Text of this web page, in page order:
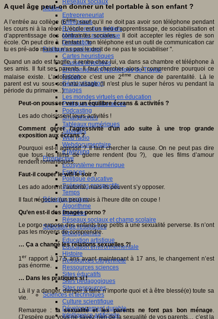
Réseaux sociaux
Métiers
Entrepreneuriat
Entreprises
Evolutions des métiers
Métiers du numérique
Orientation
Pratiques numériques
Cartes heuristiques
Classes inversées
Environnement Numérique de Travail
Fablab
Géolocalisation
Images
Les mondes virtuels en éducation
Pratiques collaboratives
Podcasting
Smartphones
Tableaux numériques
Tablettes
Web radio
Webdocumentaire
eTwinning
Prospective
Ecosystème numérique
Espaces
Politique éducative
Scénarios prospectifs
Temps
Réseaux sociaux
Algorithme
Données
Réseaux sociaux et champ scolaire
Sélection de ressources
Bibliographies
Education artistique
Education environnementale
Histoire
Ressources citoyenneté
Ressources sciences
Sites éducatifs
Sites pédagogiques
Sites ressources
Sciences et techniques
Culture scientifique
Développement durable
Intelligence artificielle
A quel âge peut-on donner un tel portable à son enfant ?
A l’entrée au collège (6ème) sauf qu’il ne doit pas avoir son téléphone pendant
les cours ni à la récré. L’école est un lieu d’apprentissage, de sociabilisation et
d’apprentissage des contraintes sociales. Il doit accepter les règles de son
école. On peut dire à l’enfant : "ton téléphone est un outil de communication car
tu es pré-ado mais tu n’as pas le droit de ne pas te sociabiliser ".
Quand un ado est fragile, il rentre chez lui, va dans sa chambre et téléphone à
ses amis. Il fuit ses parents. Il faut chercher alors à comprendre pourquoi ce
malaise existe. L’adolescence c’est une 2ème
chance de parentalité. Là le
parent est vu sous son vrai visage (Il n'est plus le super héros vu pendant la
période du primaire…)
Peut-on pousser vers un équilibre écrans & activités ?
Les ado choisissent leurs activités !
Comment gérer l’agressivité d’un ado suite à une trop grande
exposition aux écrans ?
Pourquoi est-il agressif ? Il faut chercher la cause. On ne peut pas dire
que tous les films de guerre rendent (fou ?), que les films d’amour
rendent romantiques…
Faut-il couper le wifi le soir ?
Les ado adorent l’autorité, mais ils peuvent s’y opposer.
Il faut négocier (un peu) mais à l'heure dite on coupe !
Qu’en est-il des images porno ?
Le porno expose des enfants trop petits à une sexualité perverse. Ils n’ont
pas les moyens de comprendre.
… Ça a changé les relations sexuelles ?!
1er rapport à 17,5 ans avant maintenant à 17 ans, le changement n’est
pas énorme.
… Dans les pratiques si !
Là il y a danger, danger à faire n’importe quoi et à être blessé(e) toute sa
vie.
Remarque : la sexualité et les parents ne font pas bon ménage.
(J’espère que vous ne savez rien de la sexualité de vos parents… c’est la